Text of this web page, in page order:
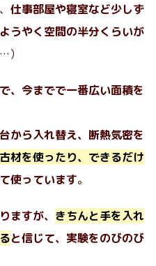
仕事部屋や寝室など少しず
うやく空間の半分くらいが
）
、今までで一番広い面積を
から入れ替え、断熱気密を
材を使ったり、できるだけ
使っています。
ますが、 きちんと手を入れ
と信じて、実験をのびのび